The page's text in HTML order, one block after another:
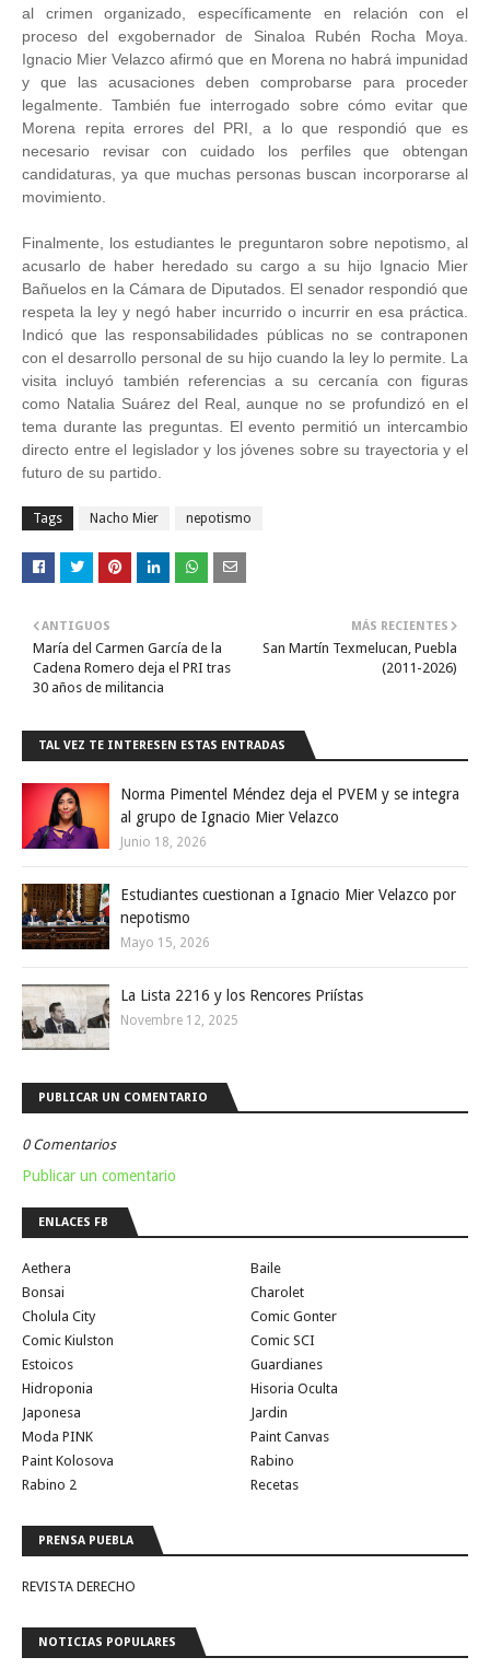
al crimen organizado, específicamente en relación con el
proceso del exgobernador de Sinaloa Rubén Rocha Moya.
Ignacio Mier Velazco afirmó que en Morena no habrá impunidad
y que las acusaciones deben comprobarse para proceder
legalmente. También fue interrogado sobre cómo evitar que
Morena repita errores del PRI, a lo que respondió que es
necesario revisar con cuidado los perfiles que obtengan
candidaturas, ya que muchas personas buscan incorporarse al
movimiento.
Finalmente, los estudiantes le preguntaron sobre nepotismo, al
acusarlo de haber heredado su cargo a su hijo Ignacio Mier
Bañuelos en la Cámara de Diputados. El senador respondió que
respeta la ley y negó haber incurrido o incurrir en esa práctica.
Indicó que las responsabilidades públicas no se contraponen
con el desarrollo personal de su hijo cuando la ley lo permite. La
visita incluyó también referencias a su cercanía con figuras
como Natalia Suárez del Real, aunque no se profundizó en el
tema durante las preguntas. El evento permitió un intercambio
directo entre el legislador y los jóvenes sobre su trayectoria y el
futuro de su partido.
Tags Nacho Mier nepotismo
MÁS RECIENTES
San Martín Texmelucan, Puebla
(2011-2026)
ANTIGUOS
María del Carmen García de la
Cadena Romero deja el PRI tras
30 años de militancia
TAL VEZ TE INTERESEN ESTAS ENTRADAS
Norma Pimentel Méndez deja el PVEM y se integra
al grupo de Ignacio Mier Velazco
Junio 18, 2026
Estudiantes cuestionan a Ignacio Mier Velazco por
nepotismo
Mayo 15, 2026
La Lista 2216 y los Rencores Priístas
Novembre 12, 2025
PUBLICAR UN COMENTARIO
0 Comentarios
Publicar un comentario
ENLACES FB
Aethera
Baile
Bonsai
Charolet
Cholula City
Comic Gonter
Comic Kiulston
Comic SCI
Estoicos
Guardianes
Hidroponia
Hisoria Oculta
Japonesa
Jardin
Moda PINK
Paint Canvas
Paint Kolosova
Rabino
Rabino 2
Recetas
PRENSA PUEBLA
REVISTA DERECHO
NOTICIAS POPULARES